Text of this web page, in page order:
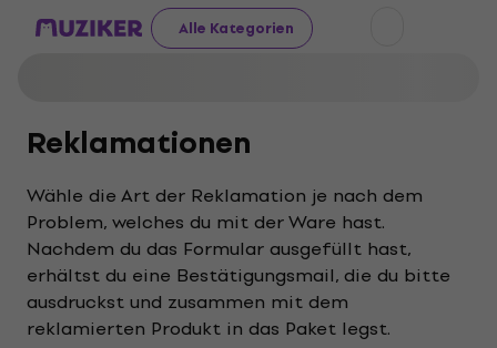
Alle Kategorien
Reklamationen
Wähle die Art der Reklamation je nach dem
Problem, welches du mit der Ware hast.
Nachdem du das Formular ausgefüllt hast,
erhältst du eine Bestätigungsmail, die du bitte
ausdruckst und zusammen mit dem
reklamierten Produkt in das Paket legst.